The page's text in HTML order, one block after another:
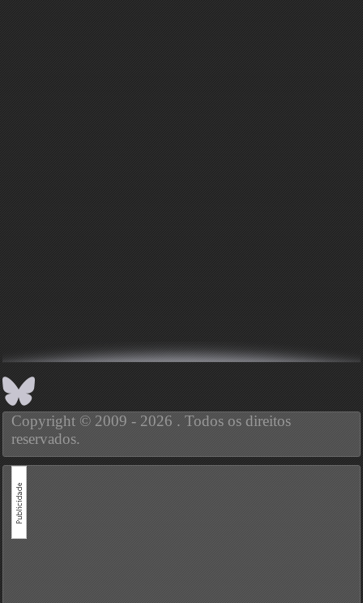
Copyright © 2009 - 2026 . Todos os direitos
reservados.